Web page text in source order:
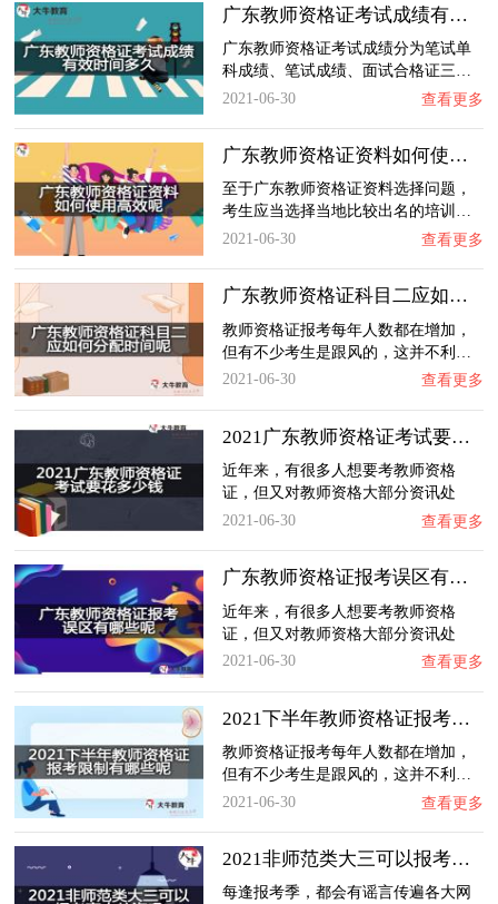
广东教师资格证考试成绩有效时间多久？
广东教师资格证考试成绩分为笔试单
科成绩、笔试成绩、面试合格证三…
2021-06-30
查看更多
广东教师资格证资料如何使用高效呢？
至于广东教师资格证资料选择问题，
考生应当选择当地比较出名的培训…
2021-06-30
查看更多
广东教师资格证科目二应如何分配时间呢？
教师资格证报考每年人数都在增加，
但有不少考生是跟风的，这并不利…
2021-06-30
查看更多
2021广东教师资格证考试要花多少钱？
近年来，有很多人想要考教师资格
证，但又对教师资格大部分资讯处
于…
2021-06-30 查看更多
广东教师资格证报考误区有哪些呢？
近年来，有很多人想要考教师资格
证，但又对教师资格大部分资讯处
于…
2021-06-30 查看更多
2021下半年教师资格证报考限制有哪些呢？
教师资格证报考每年人数都在增加，
但有不少考生是跟风的，这并不利…
2021-06-30
查看更多
2021非师范类大三可以报考高中教资吗？
每逢报考季，都会有谣言传遍各大网